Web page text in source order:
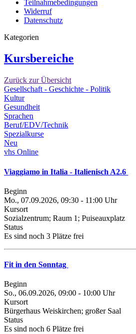
Teilnahmebedingungen
Widerruf
Datenschutz
Kategorien
Kursbereiche
Zurück zur Übersicht
Gesellschaft - Geschichte - Politik
Kultur
Gesundheit
Sprachen
Beruf/EDV/Technik
Spezialkurse
Neu
vhs Online
Viaggiamo in Italia - Italienisch A2.6
Beginn
Mo., 07.09.2026, 09:30 - 11:00 Uhr
Kursort
Sozialzentrum; Raum 1; Puiseauxplatz
Status
Es sind noch 3 Plätze frei
Fit in den Sonntag
Beginn
So., 06.09.2026, 09:00 - 10:00 Uhr
Kursort
Bürgerhaus Weiskirchen; großer Saal
Status
Es sind noch 6 Plätze frei